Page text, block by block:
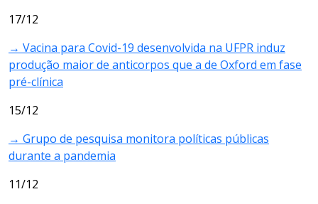
17/12
→ Vacina para Covid-19 desenvolvida na UFPR induz
produção maior de anticorpos que a de Oxford em fase
pré-clínica
15/12
→ Grupo de pesquisa monitora políticas públicas
durante a pandemia
11/12